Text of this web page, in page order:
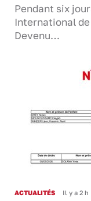
Pendant six
International
Devenu…
ACTUALITÉS Il y a 2 h